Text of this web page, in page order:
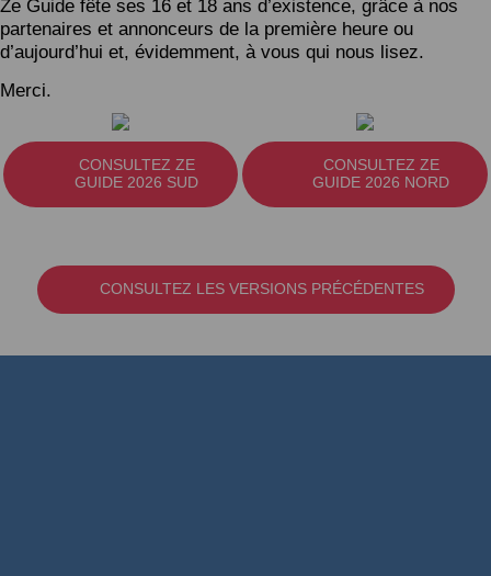
Ze Guide fête ses 16 et 18 ans d’existence, grâce à nos
partenaires et annonceurs de la première heure ou
d’aujourd’hui et, évidemment, à vous qui nous lisez.
Merci.
CONSULTEZ ZE
GUIDE 2026 SUD
CONSULTEZ ZE
GUIDE 2026 NORD
CONSULTEZ LES VERSIONS PRÉCÉDENTES